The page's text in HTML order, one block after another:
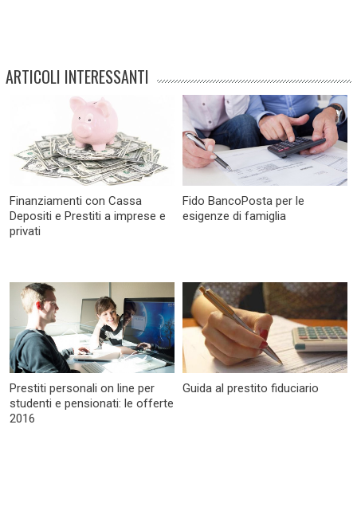
ARTICOLI INTERESSANTI
Finanziamenti con Cassa
Depositi e Prestiti a imprese e
privati
Fido BancoPosta per le
esigenze di famiglia
Prestiti personali on line per
studenti e pensionati: le offerte
2016
Guida al prestito fiduciario